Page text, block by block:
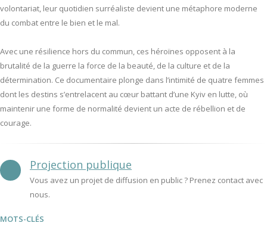
volontariat, leur quotidien surréaliste devient une métaphore moderne
du combat entre le bien et le mal.
Avec une résilience hors du commun, ces héroïnes opposent à la
brutalité de la guerre la force de la beauté, de la culture et de la
détermination. Ce documentaire plonge dans l’intimité de quatre femmes
dont les destins s’entrelacent au cœur battant d’une Kyiv en lutte, où
maintenir une forme de normalité devient un acte de rébellion et de
courage.
Projection publique
Vous avez un projet de diffusion en public ? Prenez contact avec
nous.
MOTS-CLÉS